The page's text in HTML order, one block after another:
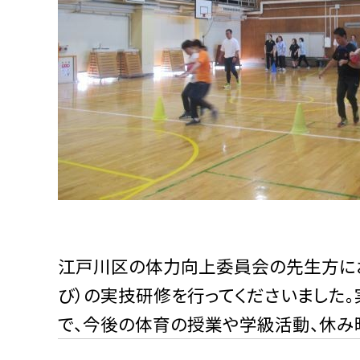
江戸川区の体力向上委員会の先生方に
び）の実技研修を行ってくださいました
で、今後の体育の授業や学級活動、休